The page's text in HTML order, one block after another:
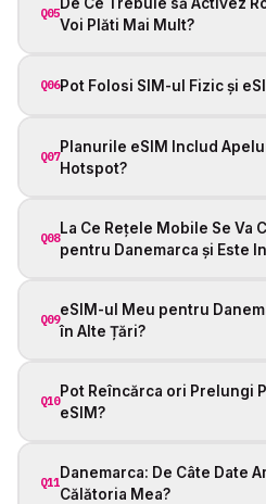
Q05
Voi Plăti Mai Mult?
Q06Pot Folosi SIM-ul Fizic și
Q07
Planurile eSIM Includ
Hotspot?
Q08
La Ce Rețele Mobile Se Va
pentru Danemarca și Este
Q09
eSIM-ul Meu pentru
în Alte Țări?
Q10
Pot Reîncărca ori Prelungi
eSIM?
Q11
Danemarca: De Câte Date
Călătoria Mea?